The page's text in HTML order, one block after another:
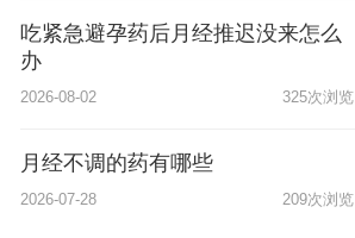
吃紧急避孕药后月经推迟没来怎么
办
2026-08-02 325次浏览
月经不调的药有哪些
2026-07-28 209次浏览